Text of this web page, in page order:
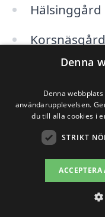
Hälsinggård
Sörfjäla
Färila
Genom att
snrjning-pris-
direktkontakt
specialiserar
Denna
Denna
användarupplevelsen.
du till alla cookies i
STRIKT